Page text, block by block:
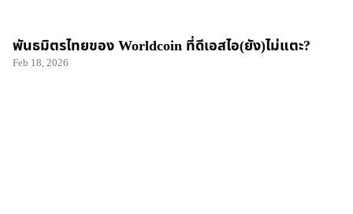
พันธมิตรไทยของ Worldcoin ที่ดีเอสไอ(ยัง)ไม่แตะ?
Feb 18, 2026